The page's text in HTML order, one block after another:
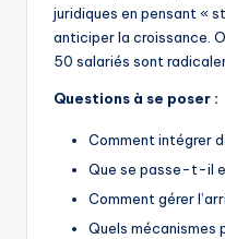
juridiques en pensant «
anticiper la croissance.
50 salariés sont
Questions à se poser :
Comment intégrer
Que se passe-t-il
Comment gérer
Quels mécanismes